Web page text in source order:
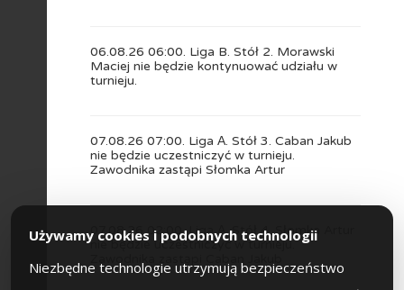
06.08.26 06:00. Liga B. Stół 2. Morawski
Maciej nie będzie kontynuować udziału w
turnieju.
07.08.26 07:00. Liga А. Stół 3. Caban Jakub
nie będzie uczestniczyć w turnieju.
Zawodnika zastąpi Słomka Artur
07.08.26 02:00. Liga А. Stół 4. Słomka Artur
nie będzie uczestniczyć w turnieju.
Używamy cookies i podobnych technologii
Niezbędne technologie utrzymują bezpieczeństwo